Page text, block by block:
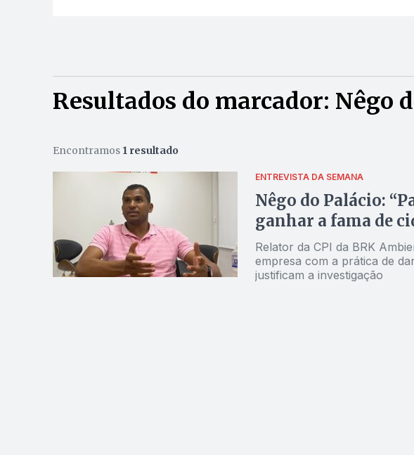
Resultados do marcador: Nêgo
Encontramos 1 resultado
ENTREVISTA DA SEMANA
Nêgo do Palácio:
ganhar a fama de
Relator da CPI da BRK
empresa com a prática de
justificam a investigação